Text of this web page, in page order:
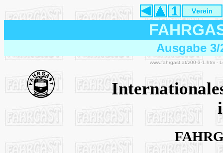
Ausgabe 3/
www.fahrgast.at/z00-3-1.htm -